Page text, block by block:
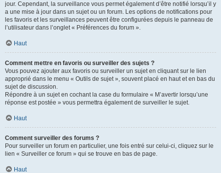
jour. Cependant, la surveillance vous permet également d’être notifié lorsqu’il y
a une mise à jour dans un sujet ou un forum. Les options de notifications pour
les favoris et les surveillances peuvent être configurées depuis le panneau de
l’utilisateur dans l’onglet « Préférences du forum ».
Haut
Comment mettre en favoris ou surveiller des sujets ?
Vous pouvez ajouter aux favoris ou surveiller un sujet en cliquant sur le lien
approprié dans le menu « Outils de sujet », souvent placé en haut et en bas du
sujet de discussion.
Répondre à un sujet en cochant la case du formulaire « M’avertir lorsqu’une
réponse est postée » vous permettra également de surveiller le sujet.
Haut
Comment surveiller des forums ?
Pour surveiller un forum en particulier, une fois entré sur celui-ci, cliquez sur le
lien « Surveiller ce forum » qui se trouve en bas de page.
Haut